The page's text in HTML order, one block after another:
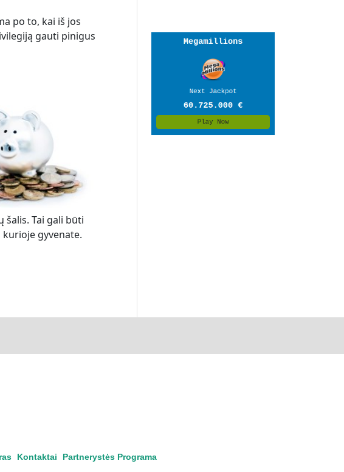
po to, kai iš jos
gauti pinigus
šalis. Tai gali būti
gyvenate.
Kontaktai Partnerystės Programa